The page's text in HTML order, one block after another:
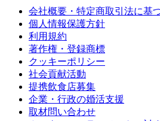
会社概要・特定商取引法に基
個人情報保護方針
利用規約
著作権・登録商標
クッキーポリシー
社会貢献活動
提携飲食店募集
企業・行政の婚活支援
取材問い合わせ